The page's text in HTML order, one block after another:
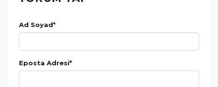
Ad Soyad*
Eposta Adresi*